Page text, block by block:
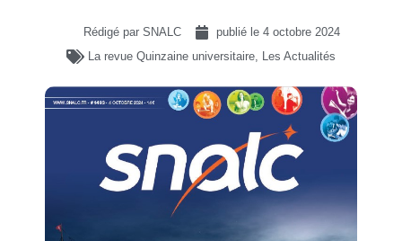
Rédigé par SNALC publié le 4 octobre 2024
La revue Quinzaine universitaire, Les Actualités